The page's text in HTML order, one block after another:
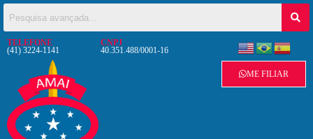
TELEFONE
(41) 3224-1141
CNPJ
40.351.488/0001-16
ME FILIAR